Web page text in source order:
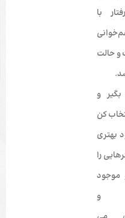
با
و حالت
و
کن
بهتری
را
موجود
و